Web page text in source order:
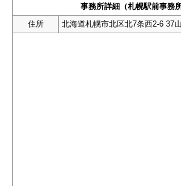
事務所詳細（札幌駅前事務所
住所
北海道札幌市北区北7条西2-6 37